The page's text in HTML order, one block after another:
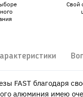
Свой
FAST благодаря
алюминия имею